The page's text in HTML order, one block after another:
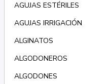
AGUJAS ESTÉRILES
AGUJAS IRRIGACIÓN
ALGINATOS
ALGODONEROS
ALGODONES